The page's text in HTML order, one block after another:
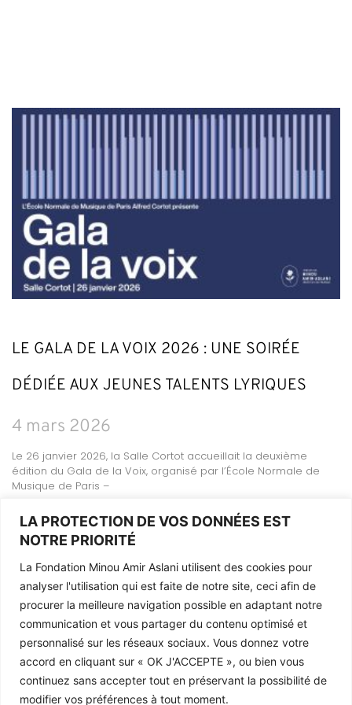
LA PROTECTION DE VOS DONNÉES EST
NOTRE PRIORITÉ
La Fondation Minou Amir Aslani utilisent des cookies pour
analyser l'utilisation qui est faite de notre site, ceci afin de
procurer la meilleure navigation possible en adaptant notre
communication et vous partager du contenu optimisé et
personnalisé sur les réseaux sociaux. Vous donnez votre
accord en cliquant sur « OK J'ACCEPTE », ou bien vous
continuez sans accepter tout en préservant la possibilité de
modifier vos préférences à tout moment.
LE GALA DE LA VOIX 2026 : UNE SOIRÉE
DÉDIÉE AUX JEUNES TALENTS LYRIQUES
4 mars 2026
Le 26 janvier 2026, la Salle Cortot accueillait la deuxième
édition du Gala de la Voix, organisé par l’École Normale de
Musique de Paris –
Mentions légales
La Fondation
Contact